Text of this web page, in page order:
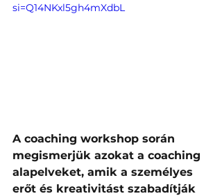
si=Q14NKxl5gh4mXdbL
A coaching workshop során
megismerjük azokat a coaching
alapelveket, amik a személyes
erőt és kreativitást szabadítják